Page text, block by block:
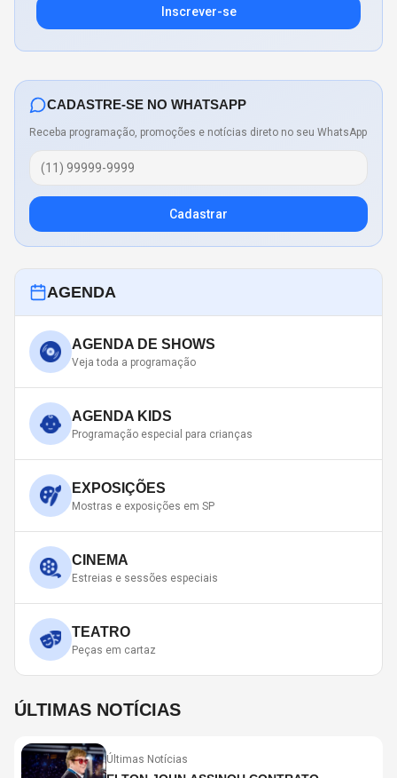
Inscrever-se
CADASTRE-SE NO WHATSAPP
Receba programação, promoções e notícias direto no seu WhatsApp
Cadastrar
AGENDA
AGENDA DE SHOWS
Veja toda a programação
AGENDA KIDS
Programação especial para crianças
EXPOSIÇÕES
Mostras e exposições em SP
CINEMA
Estreias e sessões especiais
TEATRO
Peças em cartaz
ÚLTIMAS NOTÍCIAS
Últimas Notícias